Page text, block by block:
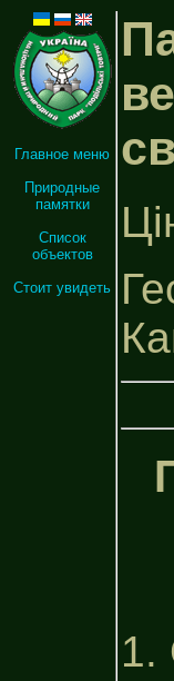
Главное меню
Природные
памятки
Список
объектов
Стоит увидеть
1.